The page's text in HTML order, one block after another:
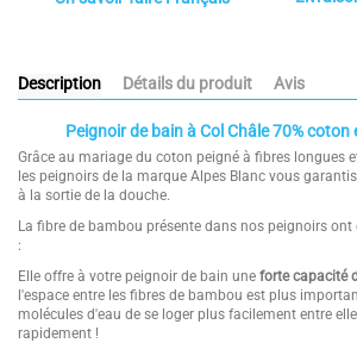
Description Détails du produit Avis
Peignoir de bain à Col Châle 70% coton
Grâce au mariage du coton peigné à fibres longues
les peignoirs de la marque Alpes Blanc vous
à la sortie de la douche.
La fibre de bambou présente dans nos peignoirs
:
Elle offre à votre peignoir de bain une forte capacité
l'espace entre les fibres de bambou est plus
molécules d'eau de se loger plus facilement entre
rapidement !